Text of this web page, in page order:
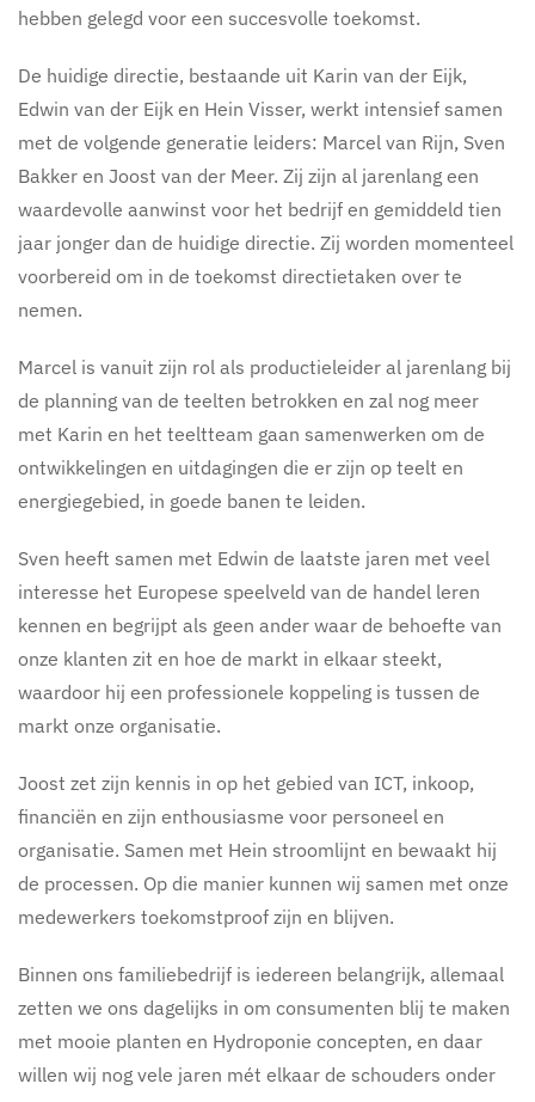
hebben gelegd voor een succesvolle toekomst.
De huidige directie, bestaande uit Karin van der Eijk,
Edwin van der Eijk en Hein Visser, werkt intensief samen
met de volgende generatie leiders: Marcel van Rijn, Sven
Bakker en Joost van der Meer. Zij zijn al jarenlang een
waardevolle aanwinst voor het bedrijf en gemiddeld tien
jaar jonger dan de huidige directie. Zij worden momenteel
voorbereid om in de toekomst directietaken over te
nemen.
Marcel is vanuit zijn rol als productieleider al jarenlang bij
de planning van de teelten betrokken en zal nog meer
met Karin en het teeltteam gaan samenwerken om de
ontwikkelingen en uitdagingen die er zijn op teelt en
energiegebied, in goede banen te leiden.
Sven heeft samen met Edwin de laatste jaren met veel
interesse het Europese speelveld van de handel leren
kennen en begrijpt als geen ander waar de behoefte van
onze klanten zit en hoe de markt in elkaar steekt,
waardoor hij een professionele koppeling is tussen de
markt onze organisatie.
Joost zet zijn kennis in op het gebied van ICT, inkoop,
financiën en zijn enthousiasme voor personeel en
organisatie. Samen met Hein stroomlijnt en bewaakt hij
de processen. Op die manier kunnen wij samen met onze
medewerkers toekomstproof zijn en blijven.
Binnen ons familiebedrijf is iedereen belangrijk, allemaal
zetten we ons dagelijks in om consumenten blij te maken
met mooie planten en Hydroponie concepten, en daar
willen wij nog vele jaren mét elkaar de schouders onder